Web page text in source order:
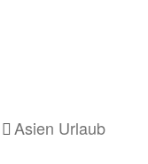
Asien Urlaub